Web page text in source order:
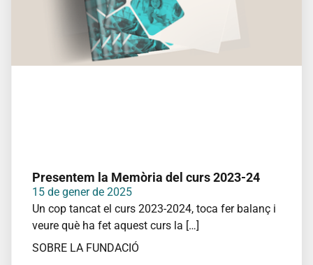
Presentem la Memòria del curs 2023-24
15 de gener de 2025
Un cop tancat el curs 2023-2024, toca fer balanç i
veure què ha fet aquest curs la […]
SOBRE LA FUNDACIÓ